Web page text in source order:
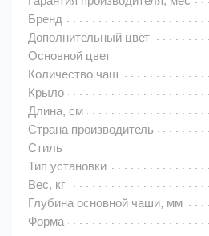
Бренд
Дополнительный цвет
Основной цвет
Количество чаш
Крыло
Длина, см
Страна производитель
Стиль
Тип установки
Вес, кг
Глубина основной чаши, мм
Форма